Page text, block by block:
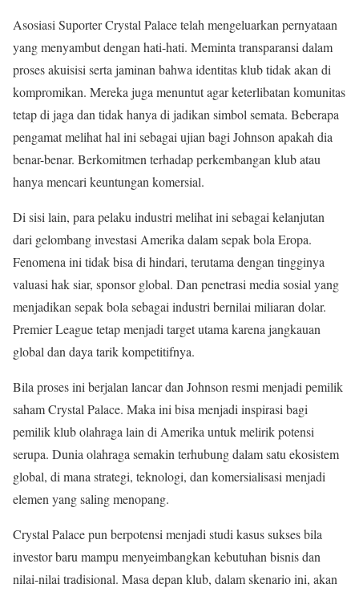
Asosiasi Suporter Crystal Palace telah mengeluarkan pernyataan
yang menyambut dengan hati-hati. Meminta transparansi dalam
proses akuisisi serta jaminan bahwa identitas klub tidak akan di
kompromikan. Mereka juga menuntut agar keterlibatan komunitas
tetap di jaga dan tidak hanya di jadikan simbol semata. Beberapa
pengamat melihat hal ini sebagai ujian bagi Johnson apakah dia
benar-benar. Berkomitmen terhadap perkembangan klub atau
hanya mencari keuntungan komersial.
Di sisi lain, para pelaku industri melihat ini sebagai kelanjutan
dari gelombang investasi Amerika dalam sepak bola Eropa.
Fenomena ini tidak bisa di hindari, terutama dengan tingginya
valuasi hak siar, sponsor global. Dan penetrasi media sosial yang
menjadikan sepak bola sebagai industri bernilai miliaran dolar.
Premier League tetap menjadi target utama karena jangkauan
global dan daya tarik kompetitifnya.
Bila proses ini berjalan lancar dan Johnson resmi menjadi pemilik
saham Crystal Palace. Maka ini bisa menjadi inspirasi bagi
pemilik klub olahraga lain di Amerika untuk melirik potensi
serupa. Dunia olahraga semakin terhubung dalam satu ekosistem
global, di mana strategi, teknologi, dan komersialisasi menjadi
elemen yang saling menopang.
Crystal Palace pun berpotensi menjadi studi kasus sukses bila
investor baru mampu menyeimbangkan kebutuhan bisnis dan
nilai-nilai tradisional. Masa depan klub, dalam skenario ini, akan